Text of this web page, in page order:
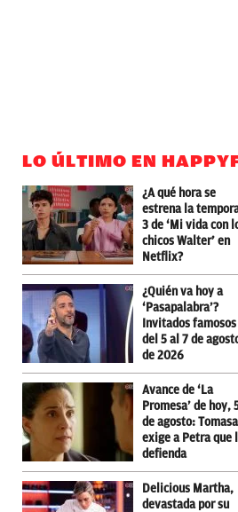
LO ÚLTIMO EN
¿A qué hora se
estrena la
3 de ‘Mi vida con
chicos Walter’ en
Netflix?
¿Quién va hoy a
‘Pasapalabra’?
Invitados famosos
del 5 al 7 de
de 2026
Avance de ‘La
Promesa’ de hoy,
de agosto:
exige a Petra que
defienda
Delicious Martha,
devastada por su